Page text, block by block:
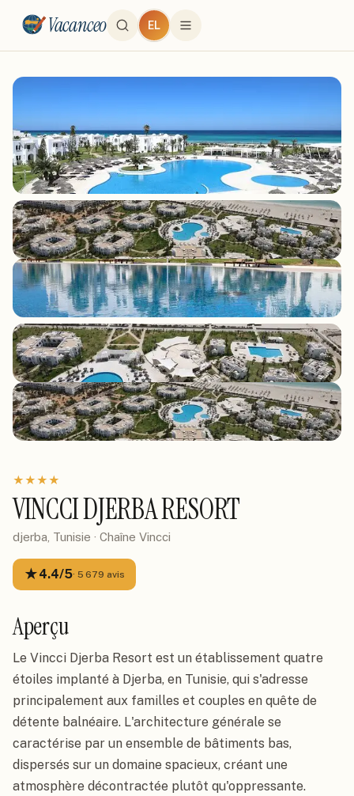
Vacanceo EL
★★★★
VINCCI DJERBA RESORT
djerba, Tunisie · Chaîne Vincci
★4.4/5· 5 679 avis
Aperçu
Le Vincci Djerba Resort est un établissement quatre
étoiles implanté à Djerba, en Tunisie, qui s'adresse
principalement aux familles et couples en quête de
détente balnéaire. L'architecture générale se
caractérise par un ensemble de bâtiments bas,
dispersés sur un domaine spacieux, créant une
atmosphère décontractée plutôt qu'oppressante.